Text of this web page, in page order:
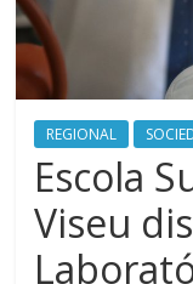
REGIONAL
Escola
Viseu